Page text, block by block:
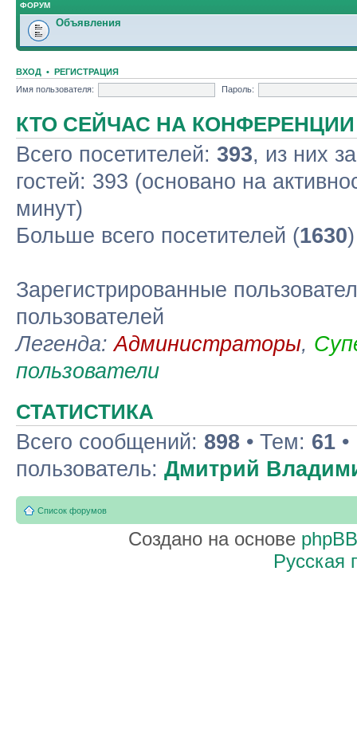
ФОРУМ
Объявления
ВХОД • РЕГИСТРАЦИЯ
Имя пользователя:
Пароль:
КТО СЕЙЧАС НА КОНФЕРЕНЦИИ
Всего посетителей: 393, из них
гостей: 393 (основано на
минут)
Больше всего посетителей (1630
Зарегистрированные
пользователей
Легенда:Администраторы,
пользователи
СТАТИСТИКА
Всего сообщений: 898 • Тем: 61
пользователь: Дмитрий
Список форумов
Создано на основе phpBB
Русская